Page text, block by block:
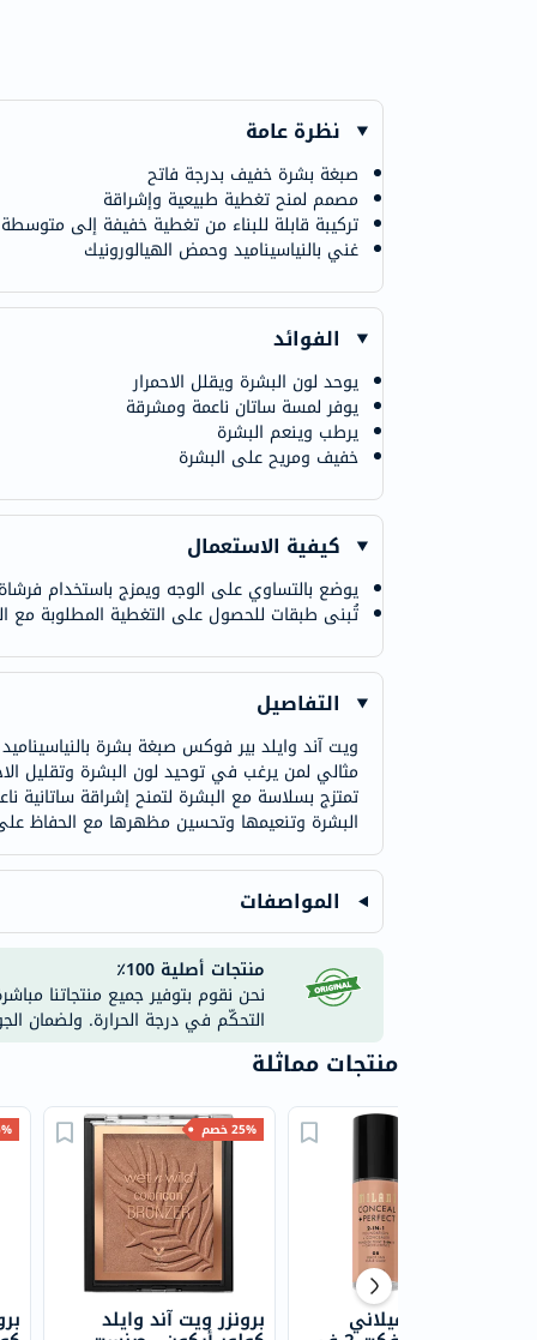
نظرة عامة
صبغة بشرة خفيف بدرجة فاتح
مصمم لمنح تغطية طبيعية وإشراقة
تركيبة قابلة للبناء من تغطية خفيفة إلى متوسطة
غني بالنياسيناميد وحمض الهيالورونيك
الفوائد
يوحد لون البشرة ويقلل الاحمرار
يوفر لمسة ساتان ناعمة ومشرقة
يرطب وينعم البشرة
خفيف ومريح على البشرة
كيفية الاستعمال
يوضع بالتساوي على الوجه ويمزج باستخدام
تُبنى طبقات للحصول على التغطية المطلوبة مع
التفاصيل
ويت آند وايلد بير فوكس صبغة بشرة
مثالي لمن يرغب في توحيد لون البشرة وتقليل
تمتزج بسلاسة مع البشرة لتمنح إشراقة ساتانية
البشرة وتنعيمها وتحسين مظهرها مع الحفاظ
المواصفات
منتجات أصلية 100٪
نحن نقوم بتوفير جميع منتجاتنا
التحكّم في درجة الحرارة. ولضمان
منتجات مماثلة
25% خصم
برونزر ويت آند وايلد كريم أساس ميلاني